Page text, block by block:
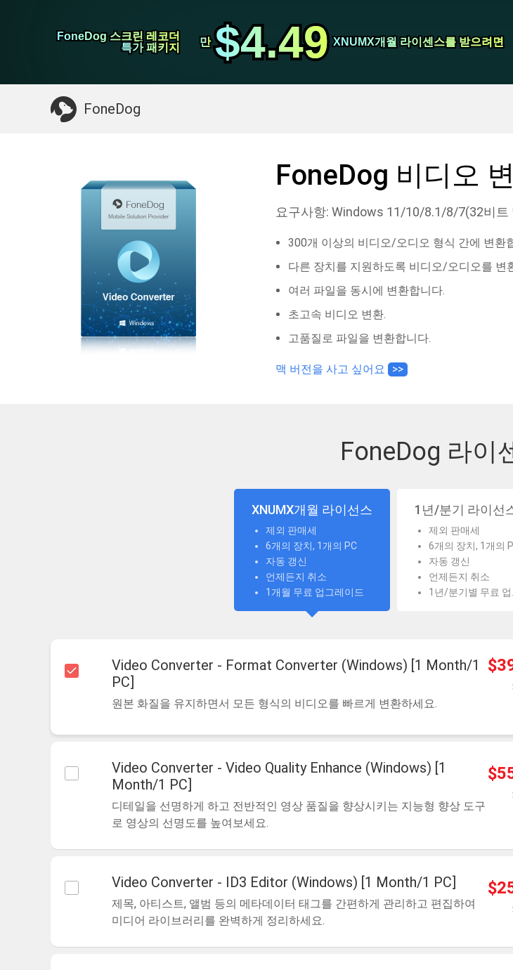
FoneDog 스크린 레코더
FoneDog 스크린 레코더
특가 패키지
특가 패키지 만
만 $4.49
$4.49 XNUMX개월 라이센스를 받으려면
XNUMX개월 라이센스를 받으려면
FoneDog
iPhone 클리너
필요한 것 : Mac 정리
FoneDog 비디오
요구사항: Windows 11/10/8.1/8/7(32비트
300개 이상의 비디오/오디오 형식 간에 변환
다른 장치를 지원하도록 비디오/오디오를 변
여러 파일을 동시에 변환합니다.
초고속 비디오 변환.
고품질로 파일을 변환합니다.
맥 버전을 사고 싶어요 >>
FoneDog 라이
XNUMX개월 라이선스
제외 판매세
6개의 장치, 1개의 PC
자동 갱신
언제든지 취소
1개월 무료 업그레이드
1년/분기 라이선
제외 판매세
6개의 장치, 1개의
자동 갱신
언제든지 취소
1년/분기별 무료
Video Converter - Format Converter (Windows) [1 Month/1
PC]
원본 화질을 유지하면서 모든 형식의 비디오를 빠르게 변환하세요.
Video Converter - Video Quality Enhance (Windows) [1
Month/1 PC]
디테일을 선명하게 하고 전반적인 영상 품질을 향상시키는 지능형 향상 도구
로 영상의 선명도를 높여보세요.
Video Converter - ID3 Editor (Windows) [1 Month/1 PC]
제목, 아티스트, 앨범 등의 메타데이터 태그를 간편하게 관리하고 편집하여
미디어 라이브러리를 완벽하게 정리하세요.